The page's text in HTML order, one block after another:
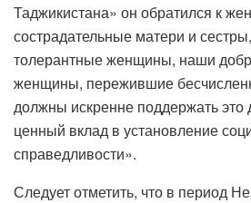
Таджикистана» он обратился к
сострадательные матери и
толерантные женщины, наши
женщины, пережившие
должны искренне поддержать это
ценный вклад в установление
справедливости».
Следует отметить, что в период